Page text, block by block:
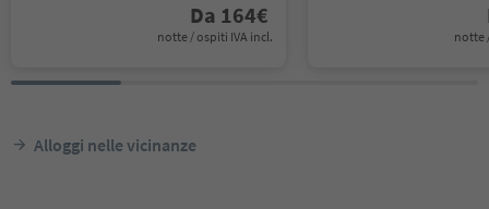
Da 164€
notte / ospiti IVA incl. notte
Alloggi nelle vicinanze